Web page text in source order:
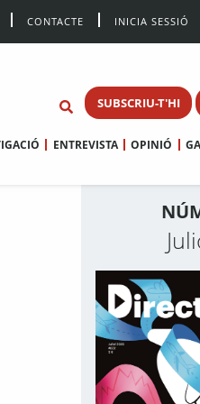
CONTACTE INICIA SESSIÓ
SUBSCRIU-T'HI
ENTREVISTA OPINIÓ